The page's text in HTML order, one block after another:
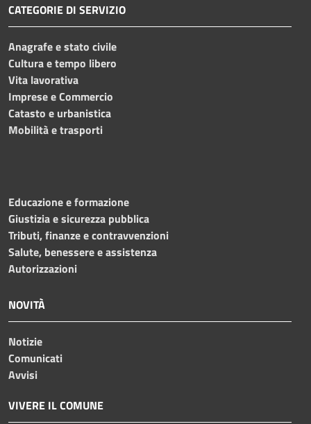
CATEGORIE DI SERVIZIO
Anagrafe e stato civile
Cultura e tempo libero
Vita lavorativa
Imprese e Commercio
Catasto e urbanistica
Mobilità e trasporti
Educazione e formazione
Giustizia e sicurezza pubblica
Tributi, finanze e contravvenzioni
Salute, benessere e assistenza
Autorizzazioni
NOVITÀ
Notizie
Comunicati
Avvisi
VIVERE IL COMUNE